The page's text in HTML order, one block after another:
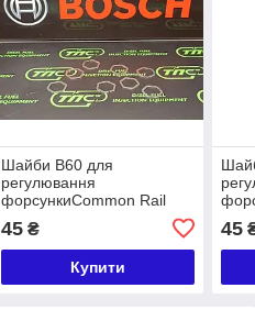
Шайби B60 для
регулювання
форсункиCommon Rail
45₴
Купити
45